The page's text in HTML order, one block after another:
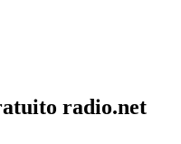
radio.net